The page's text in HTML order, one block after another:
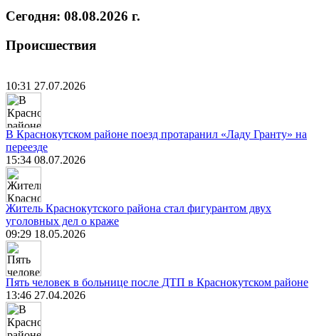
Сегодня: 08.08.2026 г.
Происшествия
10:31 27.07.2026
В Краснокутском районе поезд протаранил «Ладу Гранту» на
переезде
15:34 08.07.2026
Житель Краснокутского района стал фигурантом двух
уголовных дел о краже
09:29 18.05.2026
Пять человек в больнице после ДТП в Краснокутском районе
13:46 27.04.2026